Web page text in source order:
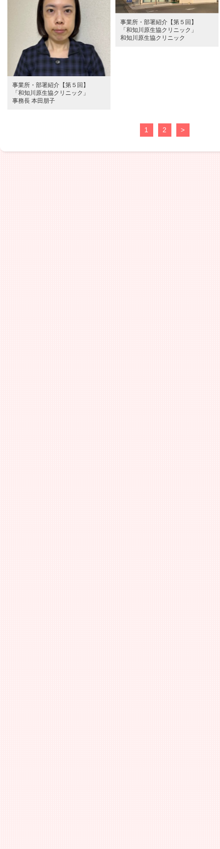
事業所・部署紹介【第５回】
「和知川原生協クリニック」
和知川原生協クリニック
事業所・部署紹介【第５回】
「和知川原生協クリニック」
事務長 本田朋子
1 2 >